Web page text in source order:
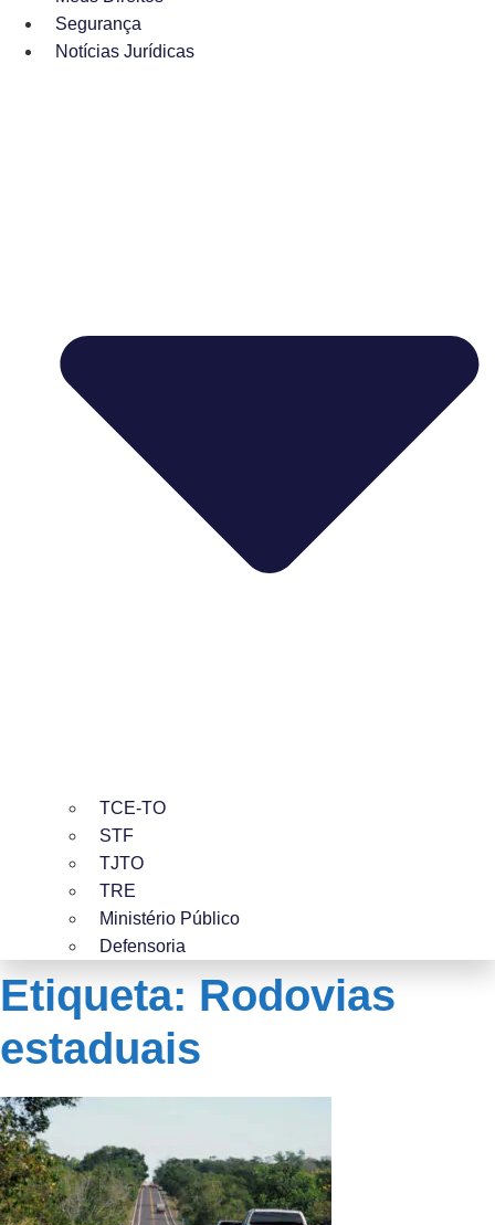
Segurança
Notícias Jurídicas
TCE-TO
STF
TJTO
TRE
Ministério Público
Defensoria
Etiqueta: Rodovias
estaduais